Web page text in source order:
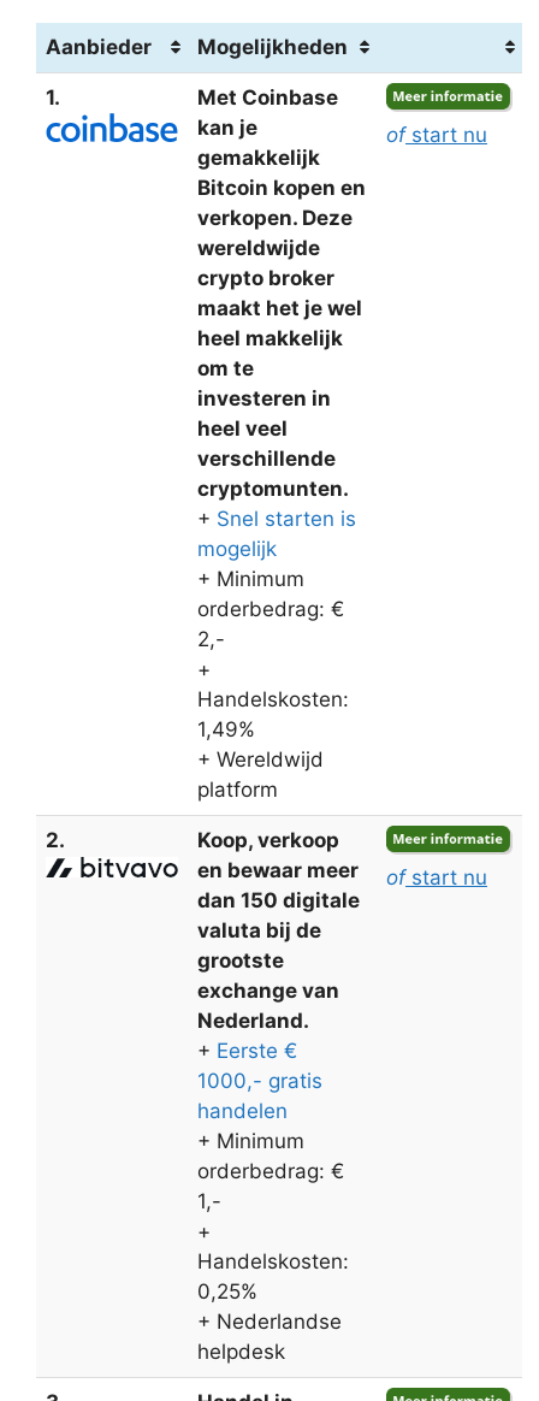
Aanbieder Mogelijkheden
1.
Met Coinbase
kan je
gemakkelijk
Bitcoin kopen en
verkopen. Deze
wereldwijde
crypto broker
maakt het je wel
heel makkelijk
om te
investeren in
heel veel
verschillende
cryptomunten.
+ Snel starten is
mogelijk
+ Minimum
orderbedrag: €
2,-
+
Handelskosten:
1,49%
+ Wereldwijd
platform
ofstart nu
2.
Koop, verkoop
en bewaar meer
dan 150 digitale
valuta bij de
grootste
exchange van
Nederland.
+ Eerste €
1000,- gratis
handelen
+ Minimum
orderbedrag: €
1,-
+
Handelskosten:
0,25%
+ Nederlandse
helpdesk
ofstart nu